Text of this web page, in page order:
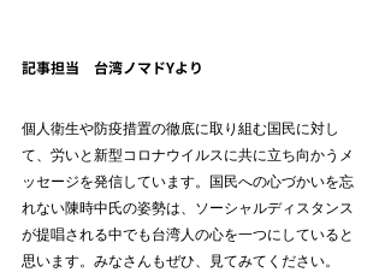
記事担当　台湾ノマドYより
個人衛生や防疫措置の徹底に取り組む国民に対し
て、労いと新型コロナウイルスに共に立ち向かうメ
ッセージを発信しています。国民への心づかいを忘
れない陳時中氏の姿勢は、ソーシャルディスタンス
が提唱される中でも台湾人の心を一つにしていると
思います。みなさんもぜひ、見てみてください。